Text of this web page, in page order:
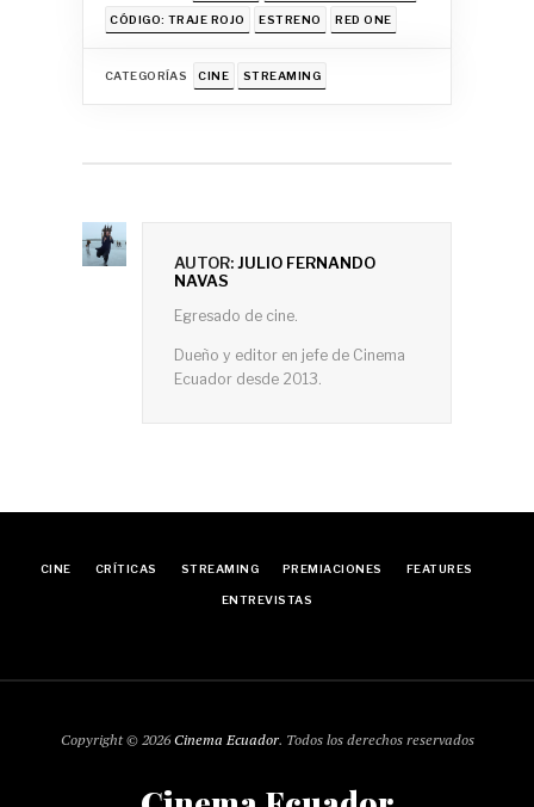
CÓDIGO: TRAJE ROJO ESTRENO RED ONE
CATEGORÍAS CINE STREAMING
AUTOR:JULIO FERNANDO
NAVAS
Egresado de cine.
Dueño y editor en jefe de Cinema
Ecuador desde 2013.
CINE CRÍTICAS STREAMING PREMIACIONES FEATURES
ENTREVISTAS
Copyright © 2026Cinema Ecuador. Todos los derechos reservados